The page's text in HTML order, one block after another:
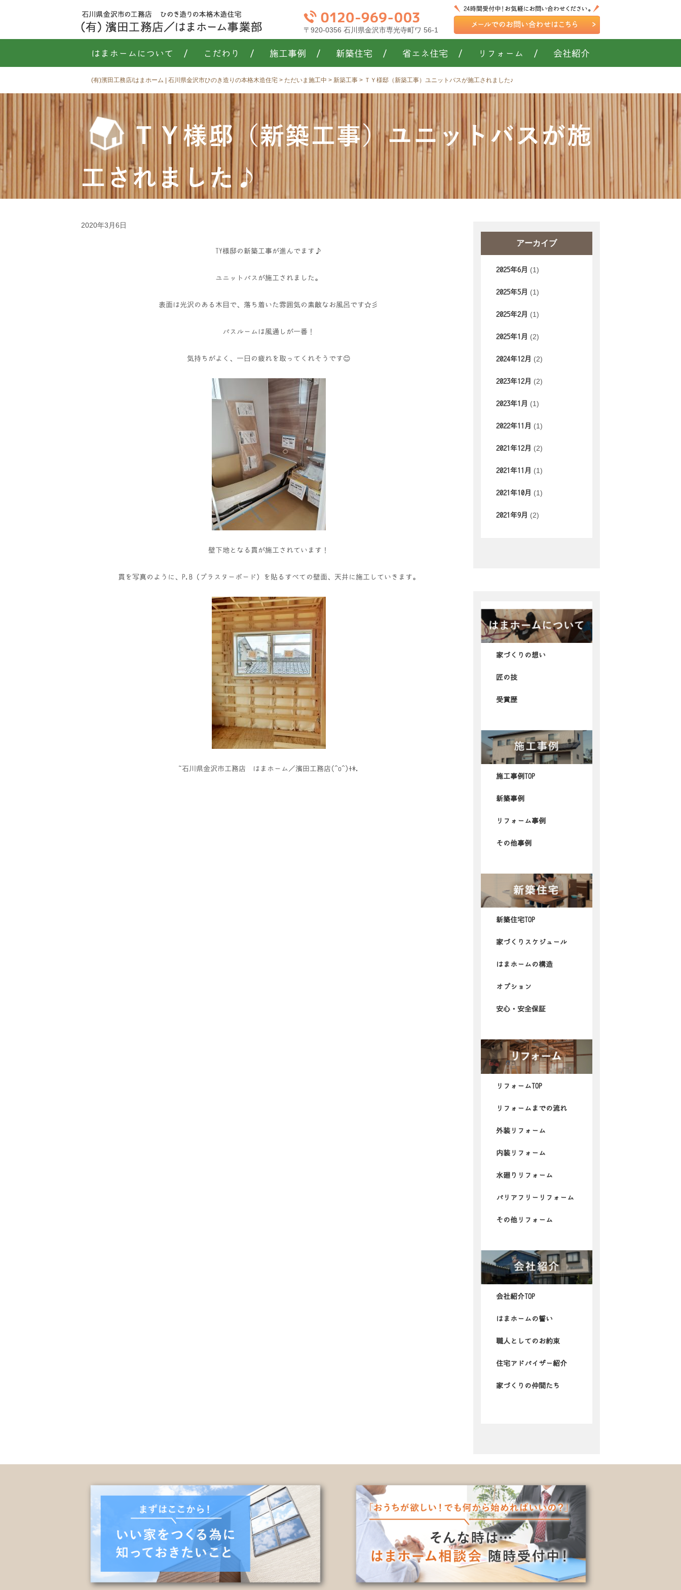
〒920-0356 石川県金沢市専光寺町ワ 56-1
はまホームについて / こだわり / 施工事例 / 新築住宅 / 省エネ住宅 / リフォーム / 会社紹介
(有)濱田工務店/はまホーム | 石川県金沢市ひのき造りの本格木造住宅 > ただいま施工中 > 新築工事 > ＴＹ様邸（新築工事）ユニットバスが施工されました♪
ＴＹ様邸（新築工事）ユニットバスが施
工されました♪
アーカイブ
2025年6月 (1)
2025年5月 (1)
2025年2月 (1)
2025年1月 (2)
2024年12月 (2)
2023年12月 (2)
2023年1月 (1)
2022年11月 (1)
2021年12月 (2)
2021年11月 (1)
2021年10月 (1)
2021年9月 (2)
家づくりの想い
匠の技
受賞歴
施工事例TOP
新築事例
リフォーム事例
その他事例
新築住宅TOP
家づくりスケジュール
はまホームの構造
オプション
安心・安全保証
リフォームTOP
リフォームまでの流れ
外装リフォーム
内装リフォーム
水廻りリフォーム
バリアフリーリフォーム
その他リフォーム
会社紹介TOP
はまホームの誓い
職人としてのお約束
住宅アドバイザー紹介
家づくりの仲間たち
2020年3月6日
TY様邸の新築工事が進んでます♪
ユニットバスが施工されました。
表面は光沢のある木目で、落ち着いた雰囲気の素敵なお風呂です☆彡
バスルームは風通しが一番！
気持ちがよく、一日の疲れを取ってくれそうです😊
壁下地となる貫が施工されています！
貫を写真のように、P.B（プラスターボード）を貼るすべての壁面、天井に施工していきます。
石川県金沢市工務店 はまホーム／濱田工務店(^o^)+*.